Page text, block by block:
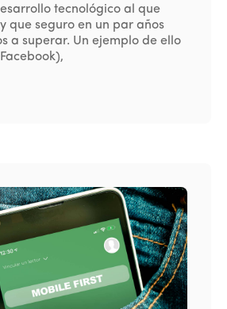
tecnológico al que
que seguro en un par años
a superar. Un ejemplo de ello